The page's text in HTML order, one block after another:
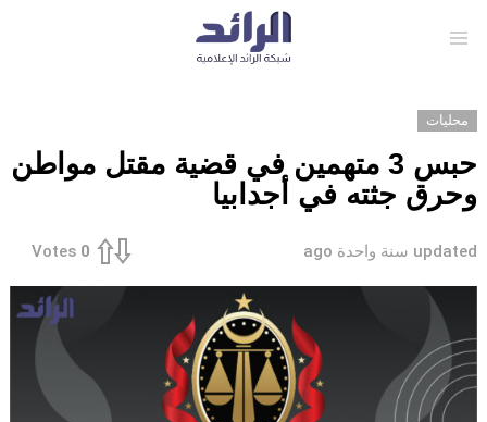
محليات
حبس 3 متهمين في قضية مقتل مواطن
وحرق جثته في أجدابيا
updated سنة واحدة ago 0
Votes